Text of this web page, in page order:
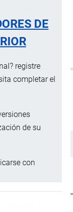
DE
registre
completar el
de su
con
a la
que le haya
el